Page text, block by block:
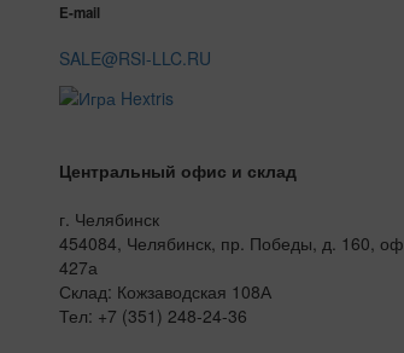
E-mail
SALE@RSI-LLC.RU
Центральный офис и склад
г. Челябинск
454084, Челябинск, пр. Победы, д. 160, оф
427а
Склад: Кожзаводская 108А
Тел: +7 (351) 248-24-36